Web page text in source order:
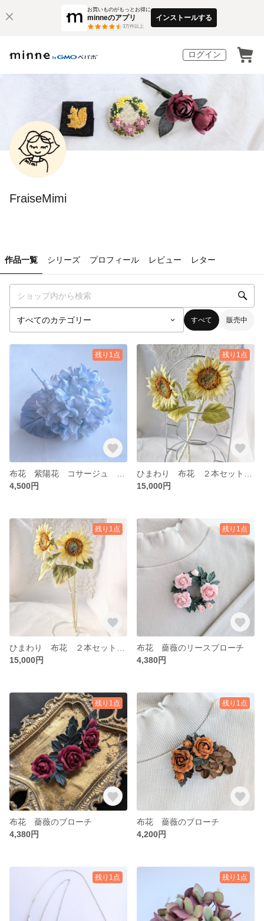
お買いものがもっとお得に
minneのアプリ
3万件以上
インストールする
ログイン
FraiseMimi
作品一覧 シリーズ プロフィール レビュー レター
すべて 販売中
残り1点
4,500円
残り1点
15,000円
残り1点
15,000円
残り1点
布花 薔薇のリースブローチ
4,380円
残り1点
布花 薔薇のブローチ
4,380円
残り1点
布花 薔薇のブローチ
4,200円
残り1点 残り1点